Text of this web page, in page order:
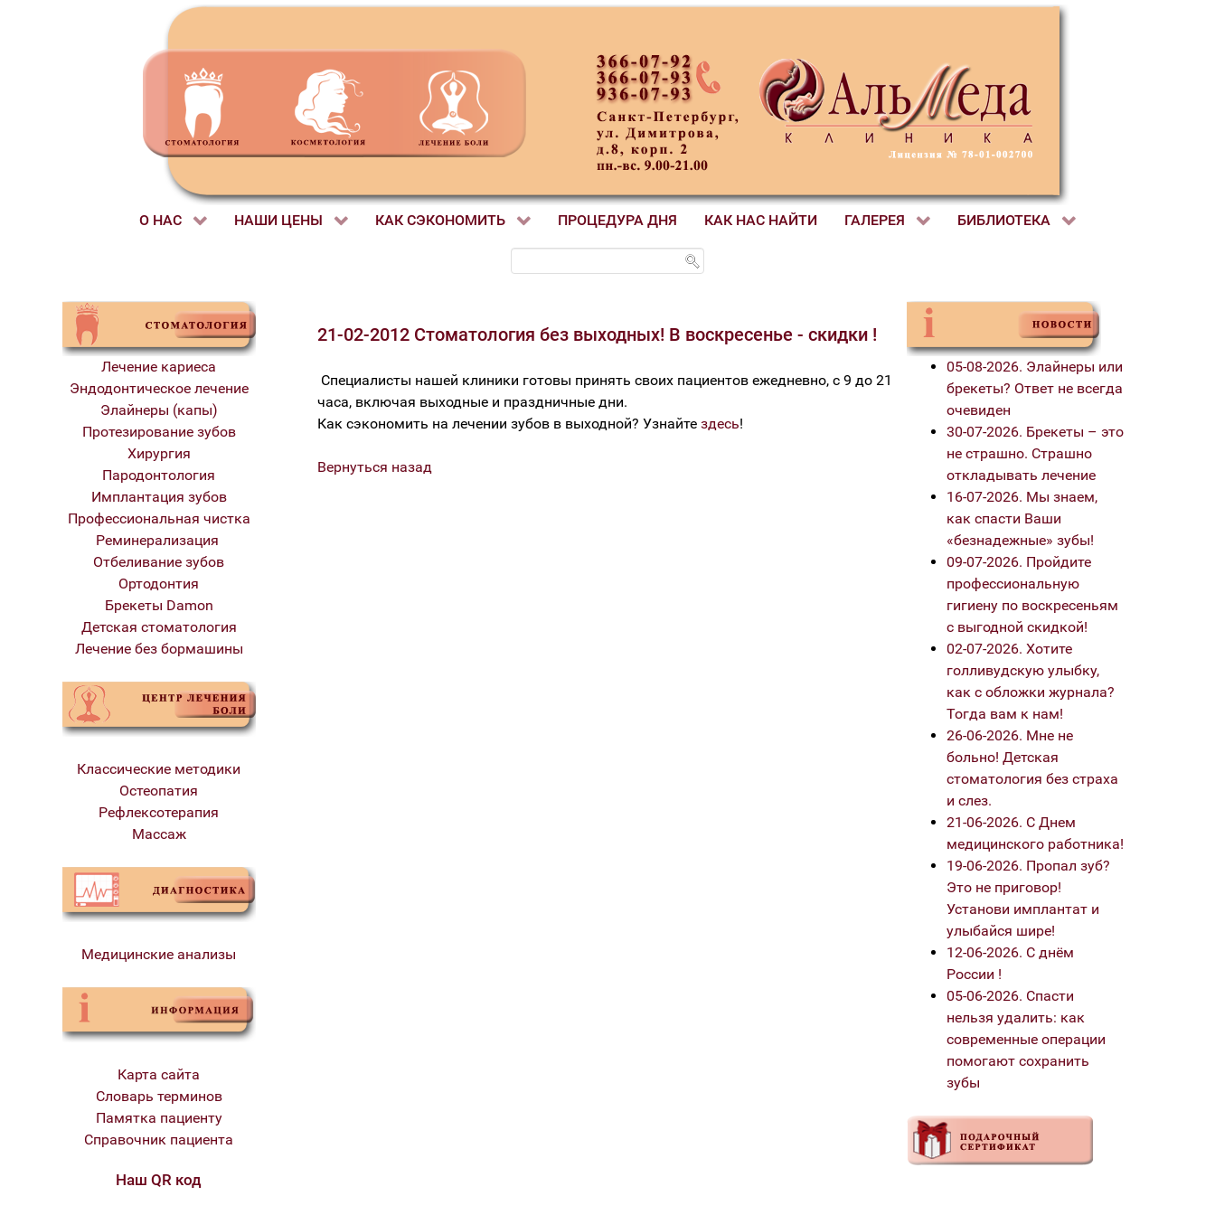
О НАС НАШИ ЦЕНЫ КАК СЭКОНОМИТЬ ПРОЦЕДУРА ДНЯ КАК НАС НАЙТИ ГАЛЕРЕЯ БИБЛИОТЕКА
Лечение кариеса
Эндодонтическое лечение
Элайнеры (капы)
Протезирование зубов
Хирургия
Пародонтология
Имплантация зубов
Профессиональная чистка
Реминерализация
Отбеливание зубов
Ортодонтия
Брекеты Damon
Детская стоматология
Лечение без бормашины
Классические методики
Остеопатия
Рефлексотерапия
Массаж
Медицинские анализы
Карта сайта
Словарь терминов
Памятка пациенту
Справочник пациента
Наш QR код
21-02-2012 Стоматология без выходных! В воскресенье - скидки !
Специалисты нашей клиники готовы принять своих пациентов ежедневно, с 9 до 21
часа, включая выходные и праздничные дни.
Как сэкономить на лечении зубов в выходной? Узнайте здесь!
Вернуться назад
05-08-2026. Элайнеры или
брекеты? Ответ не всегда
очевиден
30-07-2026. Брекеты – это
не страшно. Страшно
откладывать лечение
16-07-2026. Мы знаем,
как спасти Ваши
«безнадежные» зубы!
09-07-2026. Пройдите
профессиональную
гигиену по воскресеньям
с выгодной скидкой!
02-07-2026. Хотите
голливудскую улыбку,
как с обложки журнала?
Тогда вам к нам!
26-06-2026. Мне не
больно! Детская
стоматология без страха
и слез.
21-06-2026. С Днем
медицинского работника!
19-06-2026. Пропал зуб?
Это не приговор!
Установи имплантат и
улыбайся шире!
12-06-2026. С днём
России !
05-06-2026. Спасти
нельзя удалить: как
современные операции
помогают сохранить
зубы